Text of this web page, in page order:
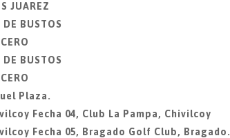
JUAREZ
BUSTOS
BUSTOS
Plaza.
Fecha 04, Club La Pampa, Chivilcoy
Fecha 05, Bragado Golf Club, Bragado.